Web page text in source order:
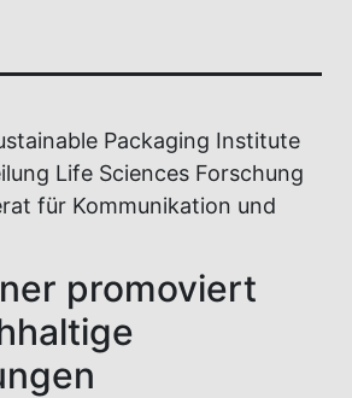
Packaging Institute
Life Sciences Forschung
für Kommunikation und
promoviert